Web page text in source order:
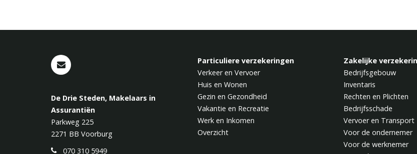
De Drie Steden, Makelaars in
Assurantiën
Parkweg 225
2271 BB Voorburg
070 310 5949
Particuliere verzekeringen
Verkeer en Vervoer
Huis en Wonen
Gezin en Gezondheid
Vakantie en Recreatie
Werk en Inkomen
Overzicht
Zakelijke
Bedrijfsgebouw
Inventaris
Rechten en Plichten
Bedrijfsschade
Vervoer en Transport
Voor de ondernemer
Voor de werknemer